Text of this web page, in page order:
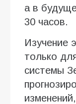
а в
30 часов.
Изучение
только
системы